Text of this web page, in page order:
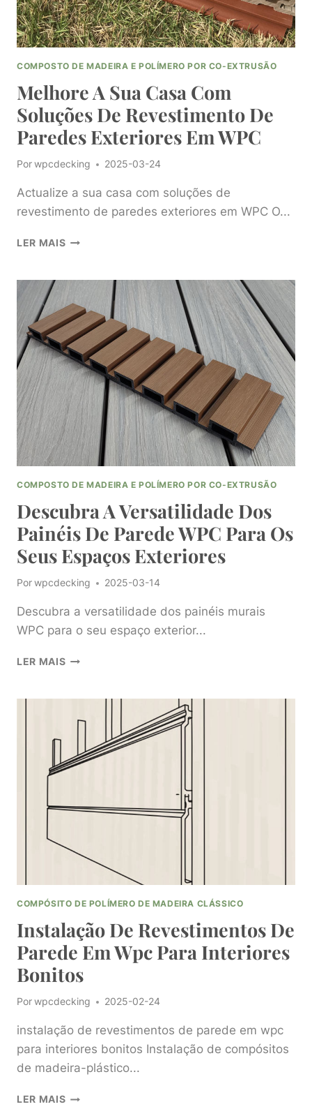
COMPOSTO DE MADEIRA E POLÍMERO POR CO-EXTRUSÃO
Melhore A Sua Casa Com
Soluções De Revestimento De
Paredes Exteriores Em WPC
Porwpcdecking 2025-03-24
Actualize a sua casa com soluções de
revestimento de paredes exteriores em WPC O...
LER MAISMELHORE
CASA
SOLUÇÕES
DE
REVESTIMENTO
DE
PAREDES
EXTERIORES
EM
WPC
COMPOSTO DE MADEIRA E POLÍMERO POR CO-EXTRUSÃO
Descubra A Versatilidade Dos
Painéis De Parede WPC Para Os
Seus Espaços Exteriores
Porwpcdecking 2025-03-14
Descubra a versatilidade dos painéis murais
WPC para o seu espaço exterior...
LER MAISDESCUBRA
DOS
PAINÉIS
PAREDE
WPC
SEUS
COMPÓSITO DE POLÍMERO DE MADEIRA CLÁSSICO
Instalação De Revestimentos De
Parede Em Wpc Para Interiores
Bonitos
Porwpcdecking 2025-02-24
instalação de revestimentos de parede em wpc
para interiores bonitos Instalação de compósitos
de madeira-plástico...
LER MAISINSTALAÇÃO